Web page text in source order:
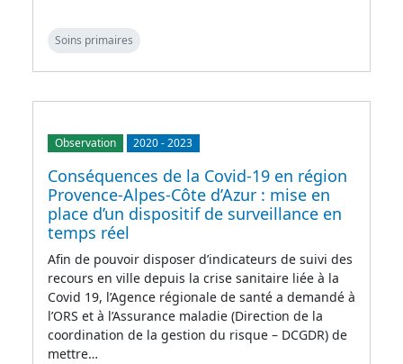
Soins primaires
Observation 2020-2023
Conséquences de la Covid-19 en région
Provence-Alpes-Côte d’Azur : mise en
place d’un dispositif de surveillance en
temps réel
Afin de pouvoir disposer d’indicateurs de suivi des
recours en ville depuis la crise sanitaire liée à la
Covid 19, l’Agence régionale de santé a demandé à
l’ORS et à l’Assurance maladie (Direction de la
coordination de la gestion du risque – DCGDR) de
mettre…